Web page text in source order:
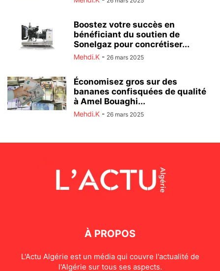
Boostez votre succès en
bénéficiant du soutien de
Sonelgaz pour concrétiser...
Mehdi.K - 26 mars 2025
Économisez gros sur des
bananes confisquées de qualité
à Amel Bouaghi...
Mehdi.K - 26 mars 2025
À PROPOS
L'Actu Algérie est un média qui couvre l'actualité de
l'Algérie sur tous ses aspects.